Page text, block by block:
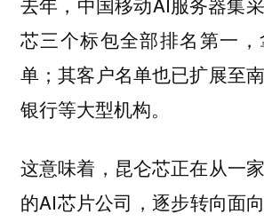
芯三个标包全部排名第一
单；其客户名单也已扩展至
银行等大型机构。
这意味着，昆仑芯正在从一
的AI芯片公司，逐步转向面